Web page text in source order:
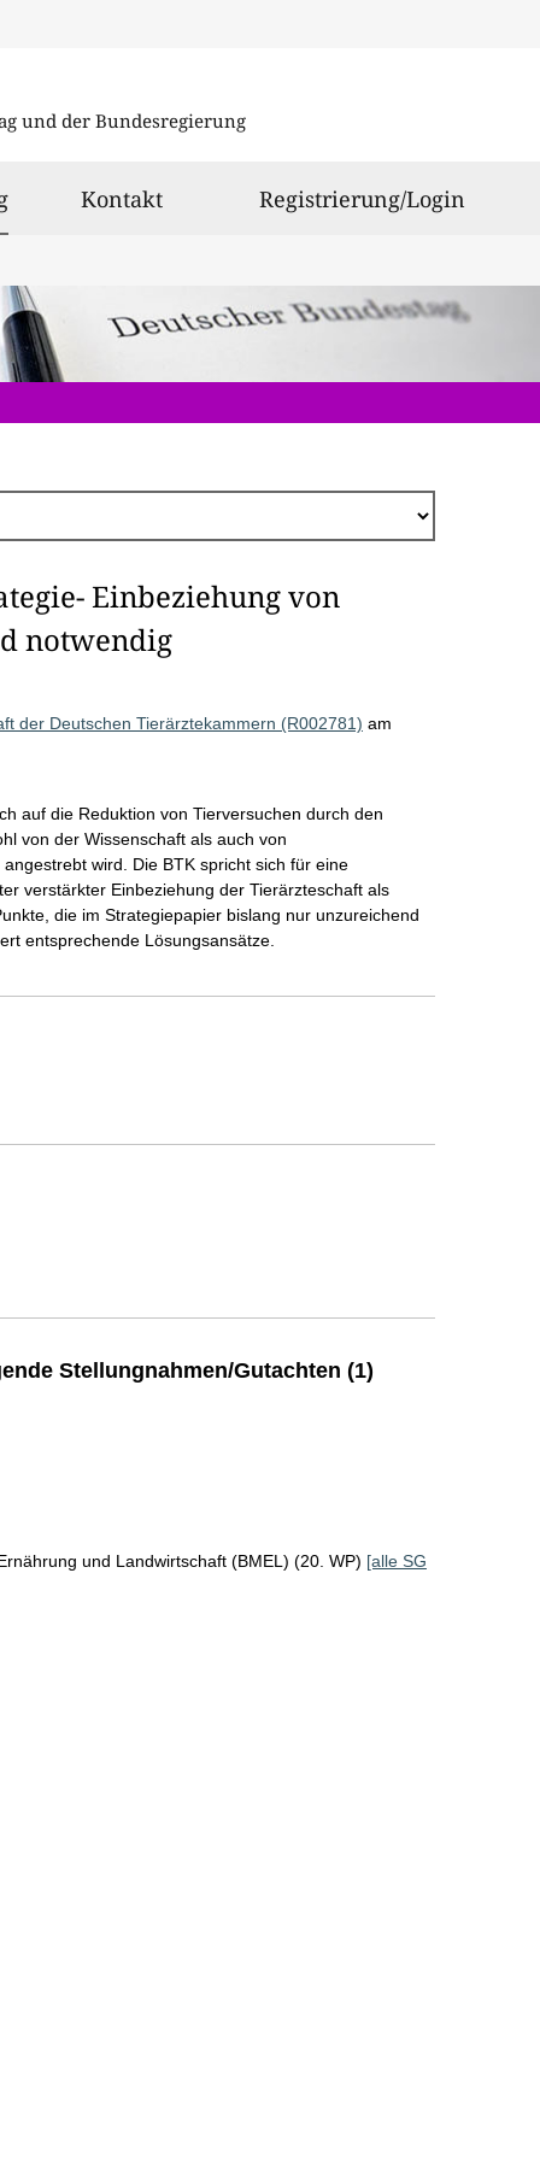
und der Bundesregierung
ausgewählt
Kontakt Registrierung/Login
Einbeziehung von
notwendig
der Deutschen Tierärztekammern (R002781) am
auf die Reduktion von Tierversuchen durch den
von der Wissenschaft als auch von
wird. Die BTK spricht sich für eine
verstärkter Einbeziehung der Tierärzteschaft als
die im Strategiepapier bislang nur unzureichend
entsprechende Lösungsansätze.
Stellungnahmen/Gutachten (1)
und Landwirtschaft (BMEL) (20. WP) [alle SG